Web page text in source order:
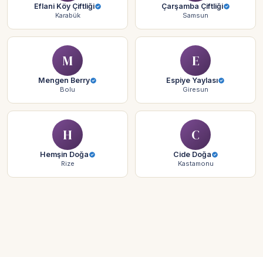
Eflani Köy Çiftliği
Karabük
Çarşamba Çiftliği
Samsun
M
Mengen Berry
Bolu
E
Espiye Yaylası
Giresun
H
Hemşin Doğa
Rize
C
Cide Doğa
Kastamonu